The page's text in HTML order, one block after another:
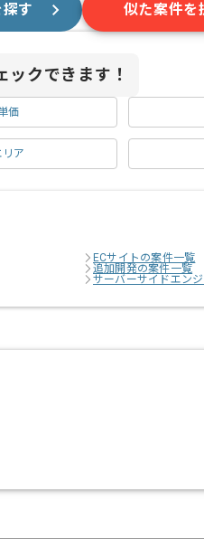
す 似た案件を
クできます！
価
リア
ECサイトの案件一覧
追加開発の案件一覧
サーバーサイドエン